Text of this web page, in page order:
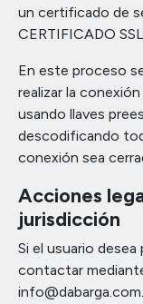
un certificado de
CERTIFICADO
En este proceso
realizar la
usando llaves
descodificando
conexión sea
Acciones
jurisdicción
Si el usuario
contactar